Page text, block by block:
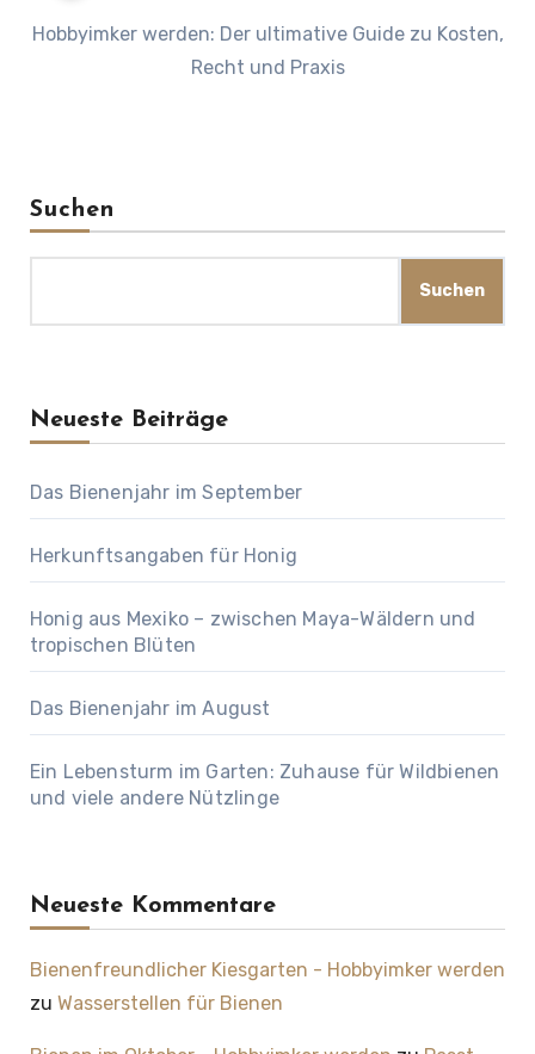
Hobbyimker werden: Der ultimative Guide zu Kosten,
Recht und Praxis
Suchen
Suchen
Neueste Beiträge
Das Bienenjahr im September
Herkunftsangaben für Honig
Honig aus Mexiko – zwischen Maya-Wäldern und
tropischen Blüten
Das Bienenjahr im August
Ein Lebensturm im Garten: Zuhause für Wildbienen
und viele andere Nützlinge
Neueste Kommentare
Bienenfreundlicher Kiesgarten - Hobbyimker werden
zu Wasserstellen für Bienen